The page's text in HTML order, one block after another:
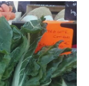
un petit marché